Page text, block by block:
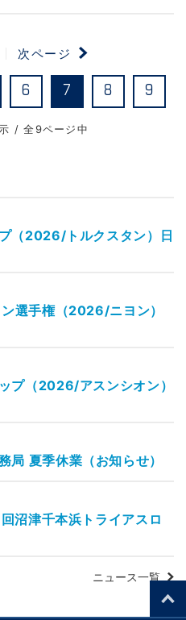
/ 全9ページ中
6 7 8 9
次ページ
（2026/トルクスタン）日
選手権（2026/ニヨン）
プ（2026/アスンシオン）
局 夏季休業（お知らせ）
沼津千本浜トライアスロ
ニュース一覧